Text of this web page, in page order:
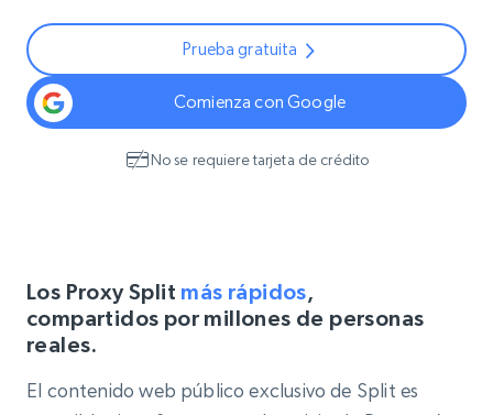
Prueba gratuita
Comienza con Google
No se requiere tarjeta de crédito
Los Proxy Split más rápidos,
compartidos por millones de personas
reales.
El contenido web público exclusivo de Split es